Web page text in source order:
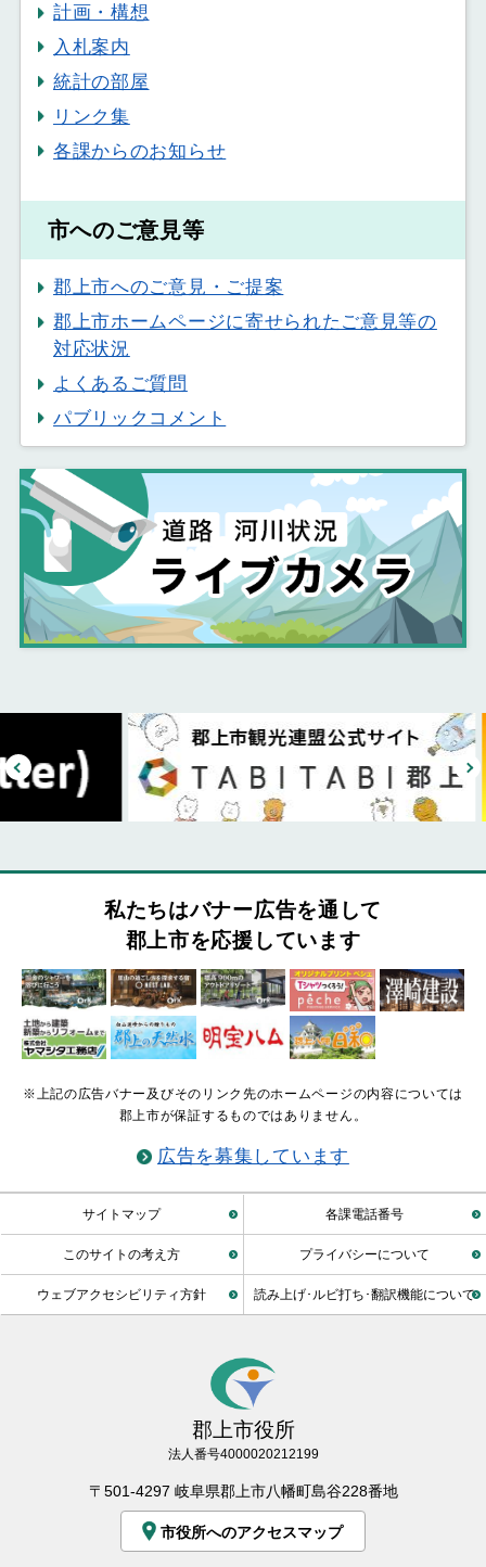
計画・構想
入札案内
統計の部屋
リンク集
各課からのお知らせ
市へのご意見等
郡上市へのご意見・ご提案
郡上市ホームページに寄せられたご意見等の
対応状況
よくあるご質問
パブリックコメント
私たちはバナー広告を通して
郡上市を応援しています
※上記の広告バナー及びそのリンク先のホームページの内容については
郡上市が保証するものではありません。
広告を募集しています
サイトマップ 各課電話番号
このサイトの考え方 プライバシーについて
ウェブアクセシビリティ方針 読み上げ･ルビ打ち･翻訳機能について
郡上市役所
法人番号4000020212199
〒501-4297 岐阜県郡上市八幡町島谷228番地
市役所へのアクセスマップ